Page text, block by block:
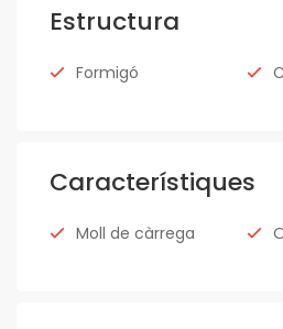
Estructura
Formigó
Característiques
Moll de càrrega